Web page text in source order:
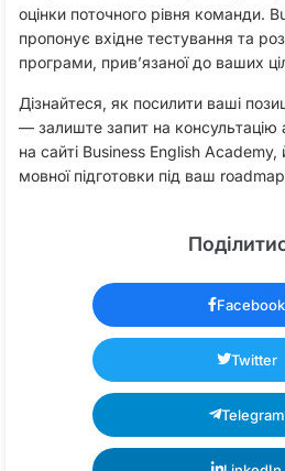
оцінки поточного рівня команди.
пропонує вхідне тестування та
програми, прив’язаної до ваших
Дізнайтеся, як посилити ваші
— залиште запит на консультацію
на сайті Business English
мовної підготовки під ваш roadmap
Facebook
Twitter
Telegram